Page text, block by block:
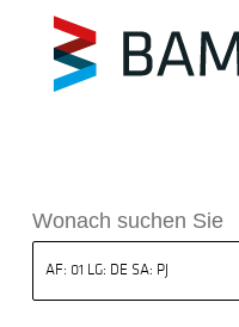
ReSEARCH BAM
Wonach suchen Sie